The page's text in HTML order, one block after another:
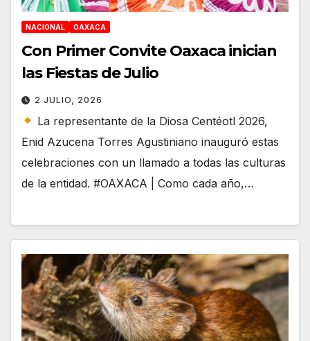
NACIONAL OAXACA
Con Primer Convite Oaxaca inician
las Fiestas de Julio
2 JULIO, 2026
La representante de la Diosa Centéotl 2026,
Enid Azucena Torres Agustiniano inauguró estas
celebraciones con un llamado a todas las culturas
de la entidad. #OAXACA | Como cada año,…